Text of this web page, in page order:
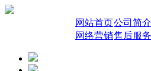
网站首页公司简介
网络营销售后服务